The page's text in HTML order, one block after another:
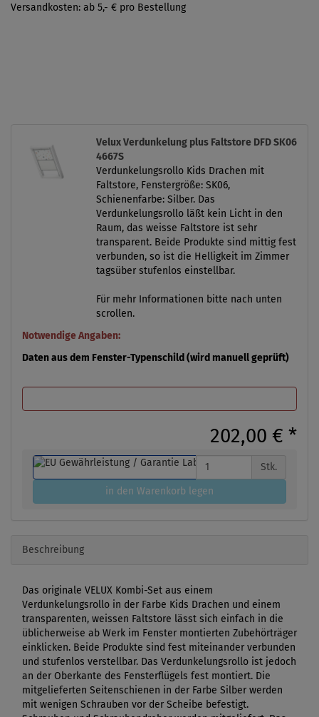
Versandkosten: ab 5,- € pro Bestellung
Velux Verdunkelung plus Faltstore DFD SK06
4667S
Verdunkelungsrollo Kids Drachen mit
Faltstore, Fenstergröße: SK06,
Schienenfarbe: Silber. Das
Verdunkelungsrollo läßt kein Licht in den
Raum, das weisse Faltstore ist sehr
transparent. Beide Produkte sind mittig fest
verbunden, so ist die Helligkeit im Zimmer
tagsüber stufenlos einstellbar.
Für mehr Informationen bitte nach unten
scrollen.
Notwendige Angaben:
Daten aus dem Fenster-Typenschild (wird manuell geprüft)
202,00 € *
Stk.
in den Warenkorb legen
Beschreibung
Das originale VELUX Kombi-Set aus einem
Verdunkelungsrollo in der Farbe Kids Drachen und einem
transparenten, weissen Faltstore lässt sich einfach in die
üblicherweise ab Werk im Fenster montierten Zubehörträger
einklicken. Beide Produkte sind fest miteinander verbunden
und stufenlos verstellbar. Das Verdunkelungsrollo ist jedoch
an der Oberkante des Fensterflügels fest montiert. Die
mitgelieferten Seitenschienen in der Farbe Silber werden
mit wenigen Schrauben vor der Scheibe befestigt.